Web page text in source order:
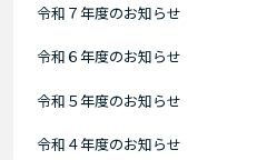
令和７年度のお知らせ
令和６年度のお知らせ
令和５年度のお知らせ
令和４年度のお知らせ